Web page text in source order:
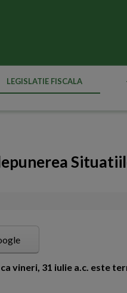
LEGISLATIE FISCALA
vineri, 31 iulie a.c. este